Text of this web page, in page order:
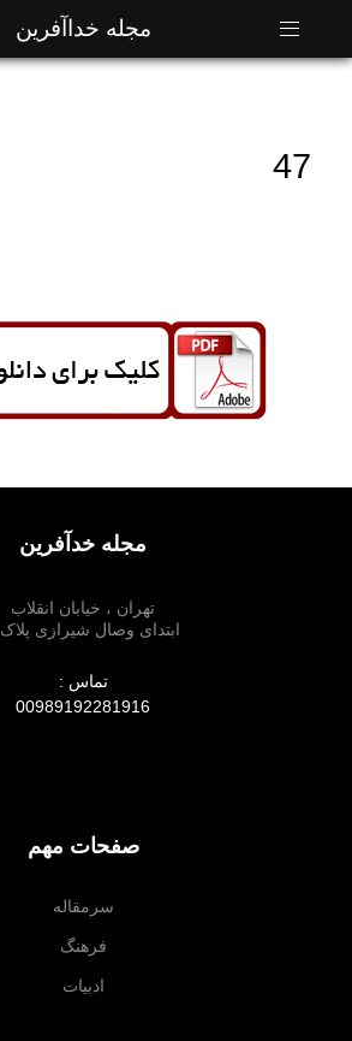
مجله خداآفرین
47
مجله خدآفرین
تهران ، خیابان انقلاب
ابتدای وصال شیرازی پلاک 7
تماس :
00989192281916
صفحات مهم
سرمقاله
فرهنگ
ادبیات